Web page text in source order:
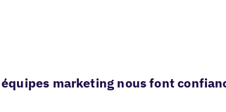
marketing nous font